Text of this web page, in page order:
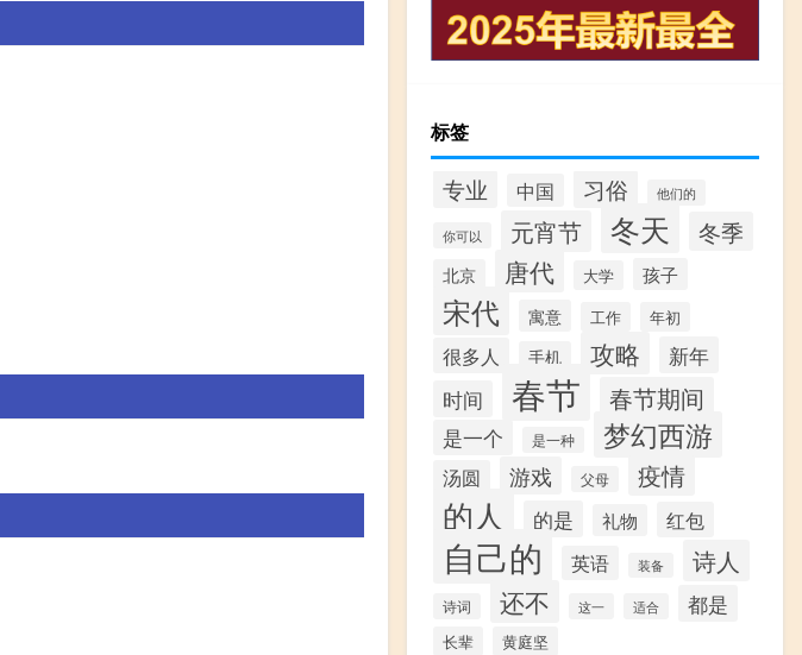
标签
专业 中国 习俗 他们的
你可以 元宵节 冬天 冬季
北京 唐代 大学 孩子
宋代 寓意 工作 年初
很多人 手机 攻略
新年
时间
春节 春节期间
是一个 是一种 梦幻西游
汤圆 游戏 父母 疫情
的人 的是 礼物 红包
自己的 英语 装备 诗人
诗词 还不 这一 适合 都是
长辈 黄庭坚